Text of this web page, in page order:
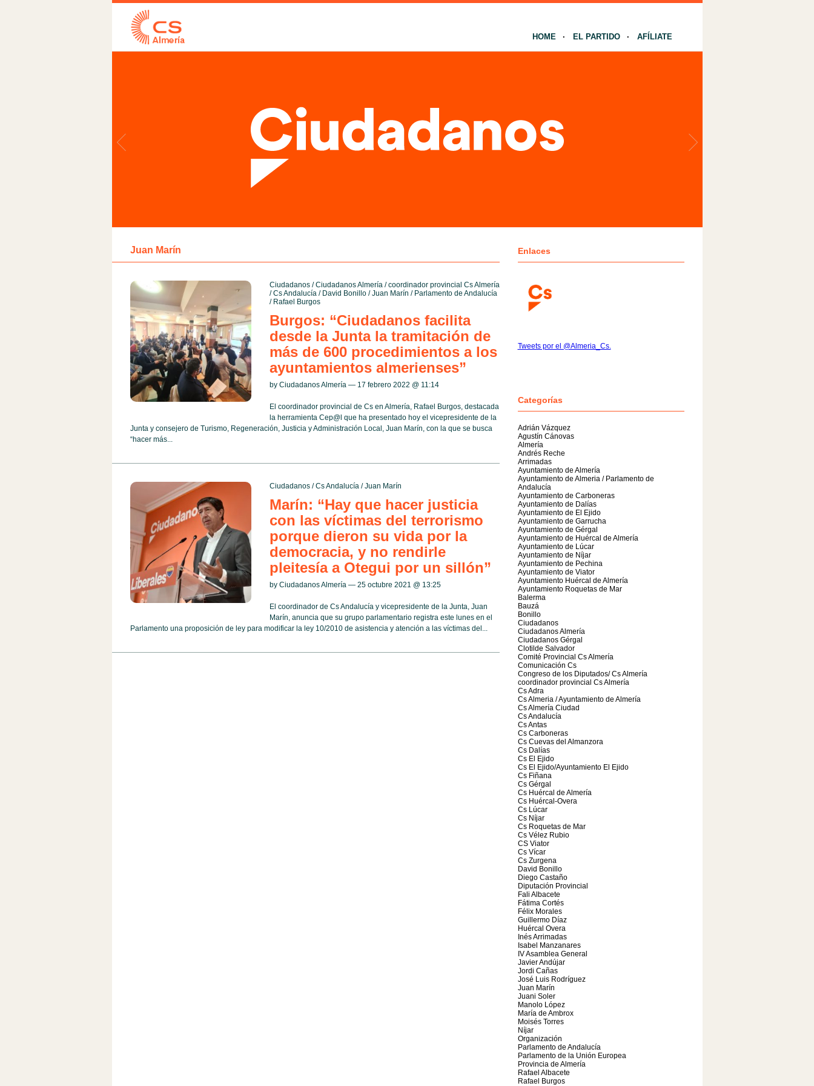
HOME EL PARTIDO AFÍLIATE
Juan Marín
Ciudadanos/Ciudadanos Almería/coordinador provincial Cs Almería
/Cs Andalucía/ David Bonillo/Juan Marín / Parlamento de Andalucía
/ Rafael Burgos
Burgos: “Ciudadanos facilita
desde la Junta la tramitación de
más de 600 procedimientos a los
ayuntamientos almerienses”
by Ciudadanos Almería — 17 febrero 2022 @ 11:14
El coordinador provincial de Cs en Almería, Rafael Burgos, destacada
la herramienta Cep@l que ha presentado hoy el vicepresidente de la
Junta y consejero de Turismo, Regeneración, Justicia y Administración Local, Juan Marín, con la que se busca
“hacer más...
Ciudadanos/Cs Andalucía/Juan Marín
Marín: “Hay que hacer justicia
con las víctimas del terrorismo
porque dieron su vida por la
democracia, y no rendirle
pleitesía a Otegui por un sillón”
by Ciudadanos Almería — 25 octubre 2021 @ 13:25
El coordinador de Cs Andalucía y vicepresidente de la Junta, Juan
Marín, anuncia que su grupo parlamentario registra este lunes en el
Parlamento una proposición de ley para modificar la ley 10/2010 de asistencia y atención a las víctimas del...
Enlaces
Tweets por el @Almeria_Cs.
Categorías
Adrián Vázquez
Agustín Cánovas
Almería
Andrés Reche
Arrimadas
Ayuntamiento de Almería
Ayuntamiento de Almeria / Parlamento de
Andalucía
Ayuntamiento de Carboneras
Ayuntamiento de Dalías
Ayuntamiento de El Ejido
Ayuntamiento de Garrucha
Ayuntamiento de Gérgal
Ayuntamiento de Huércal de Almería
Ayuntamiento de Lúcar
Ayuntamiento de Níjar
Ayuntamiento de Pechina
Ayuntamiento de Viator
Ayuntamiento Huércal de Almería
Ayuntamiento Roquetas de Mar
Balerma
Bauzá
Bonillo
Ciudadanos
Ciudadanos Almería
Ciudadanos Gérgal
Clotilde Salvador
Comité Provincial Cs Almería
Comunicación Cs
Congreso de los Diputados/ Cs Almería
coordinador provincial Cs Almería
Cs Adra
Cs Almeria / Ayuntamiento de Almería
Cs Almería Ciudad
Cs Andalucía
Cs Antas
Cs Carboneras
Cs Cuevas del Almanzora
Cs Dalías
Cs El Ejido
Cs El Ejido/Ayuntamiento El Ejido
Cs Fiñana
Cs Gérgal
Cs Huércal de Almería
Cs Huércal-Overa
Cs Lúcar
Cs Níjar
Cs Roquetas de Mar
Cs Vélez Rubio
CS Viator
Cs Vícar
Cs Zurgena
David Bonillo
Diego Castaño
Diputación Provincial
Fali Albacete
Fátima Cortés
Félix Morales
Guillermo Díaz
Huércal Overa
Inés Arrimadas
Isabel Manzanares
IV Asamblea General
Javier Andújar
Jordi Cañas
José Luis Rodríguez
Juan Marín
Juani Soler
Manolo López
María de Ambrox
Moisés Torres
Níjar
Organización
Parlamento de Andalucía
Parlamento de la Unión Europea
Provincia de Almería
Rafael Albacete
Rafael Burgos